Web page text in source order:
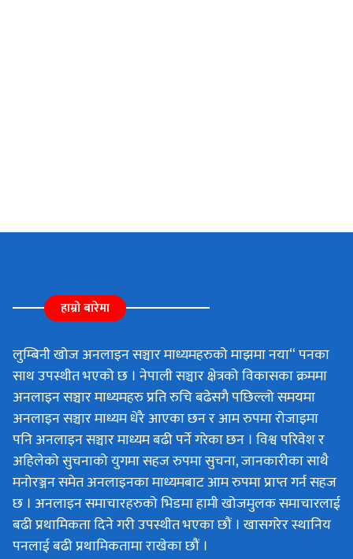
हाम्रो बारेमा
लुम्बिनी खोज अनलाइन सञ्चार माध्यमहरुको माझमा नया“ पनका
साथ उपस्थीत भएको छ । नेपाली सञ्चार क्षेत्रको विकासका क्रममा
अनलाइन सञ्चार माध्यमहरु प्रति रुचि बढेसगै पछिल्लो समयमा
अनलाइन सञ्चार माध्यम धेरै आएका छन र आम रुपमा रोजाइमा
पनि अनलाइन सञ्चार माध्यम बढी पर्ने गरेका छन । विश्व परिवेश र
अहिलेको सुचनाको युगमा सहज रुपमा सुचना, जानकारीका साथै
मनोरञ्जन समेत अनलाइनका माध्यमबाट आम रुपमा प्राप्त गर्न सहज
छ । अनलाइन समाचारहरुको भिडमा हामी खोजमुलक समाचारलाई
बढी प्रथामिकता दिने गरी उपस्थीत भएका छौं । खासगरेर स्थानिय
पनलाई बढी प्रथामिकतामा राखेका छौं ।